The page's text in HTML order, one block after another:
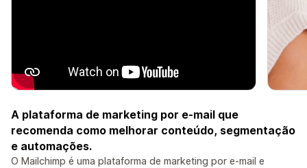
A plataforma de marketing por e-mail que
recomenda como melhorar conteúdo, segmentação
e automações.
O Mailchimp é uma plataforma de marketing por e-mail e